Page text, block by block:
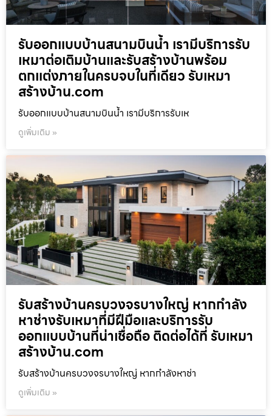
รับออกแบบบ้านสนามบินน้ำ เรามีบริการรับ
เหมาต่อเติมบ้านและรับสร้างบ้านพร้อม
ตกแต่งภายในครบจบในที่เดียว รับเหมา
สร้างบ้าน.com
รับออกแบบบ้านสนามบินน้ำ เรามีบริการรับเห
ดูเพิ่มเติม »
รับสร้างบ้านครบวงจรบางใหญ่ หากกำลัง
หาช่างรับเหมาที่มีฝีมือและบริการรับ
ออกแบบบ้านที่น่าเชื่อถือ ติดต่อได้ที่ รับเหมา
สร้างบ้าน.com
รับสร้างบ้านครบวงจรบางใหญ่ หากกำลังหาช่า
ดูเพิ่มเติม »